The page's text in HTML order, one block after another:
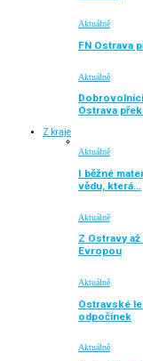
Aktuálně
FN Ostrava
Aktuálně
Ostrava
Z kraje
Aktuálně
I běžné
vědu, která…
Aktuálně
Z Ostravy
Evropou
Aktuálně
Ostravské
odpočinek
Aktuálně